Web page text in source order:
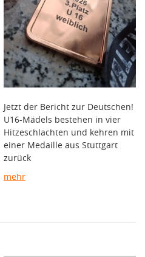
Jetzt der Bericht zur Deutschen!
U16-Mädels bestehen in vier
Hitzeschlachten und kehren mit
einer Medaille aus Stuttgart
zurück
mehr